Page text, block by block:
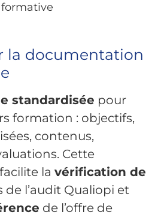
la documentation
standardisée pour
formation : objectifs,
contenus,
Cette
la vérification de
de l’audit Qualiopi et
de l’offre de